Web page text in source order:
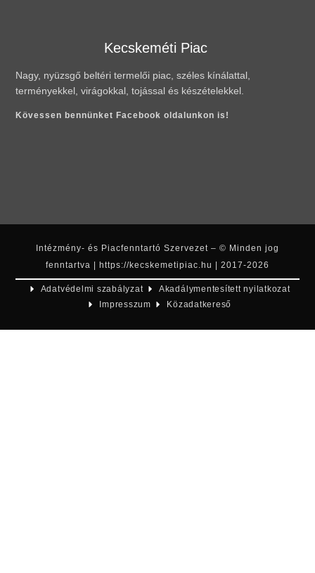
Kecskeméti Piac
Nagy, nyüzsgő beltéri termelői piac, széles kínálattal,
terményekkel, virágokkal, tojással és készételekkel.
Kövessen bennünket Facebook oldalunkon is!
Intézmény- és Piacfenntartó Szervezet – © Minden jog
fenntartva | https://kecskemetipiac.hu | 2017-2026
Adatvédelmi szabályzat
Akadálymentesített nyilatkozat
Impresszum
Közadatkereső